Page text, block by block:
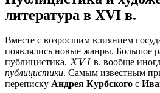
литература в XVI в.
Вместе с возросшим влиянием
появлялись новые жанры. Большое
публицистика. XVI в. вообще
публицистики. Самым известным
переписку Андрея Курбского с